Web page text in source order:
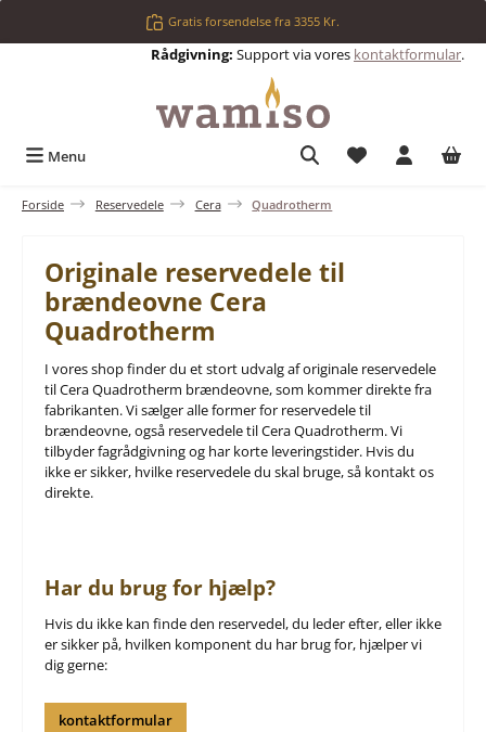
Gratis forsendelse fra 3355 Kr.
Rådgivning: Support via vores kontaktformular.
Menu Du har 0
Forside Reservedele Cera Quadrotherm
Originale reservedele til
brændeovne Cera
Quadrotherm
I vores shop finder du et stort udvalg af originale reservedele
til Cera Quadrotherm brændeovne, som kommer direkte fra
fabrikanten. Vi sælger alle former for reservedele til
brændeovne, også reservedele til Cera Quadrotherm. Vi
tilbyder fagrådgivning og har korte leveringstider. Hvis du
ikke er sikker, hvilke reservedele du skal bruge, så kontakt os
direkte.
Har du brug for hjælp?
Hvis du ikke kan finde den reservedel, du leder efter, eller ikke
er sikker på, hvilken komponent du har brug for, hjælper vi
dig gerne:
kontaktformular